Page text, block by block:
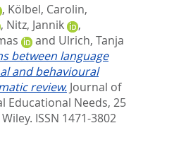
, Kölbel, Carolin,
, Nitz, Jannik
,
and Ulrich, Tanja
between language
and behavioural
review. Journal of
Educational Needs, 25
Wiley. ISSN 1471-3802